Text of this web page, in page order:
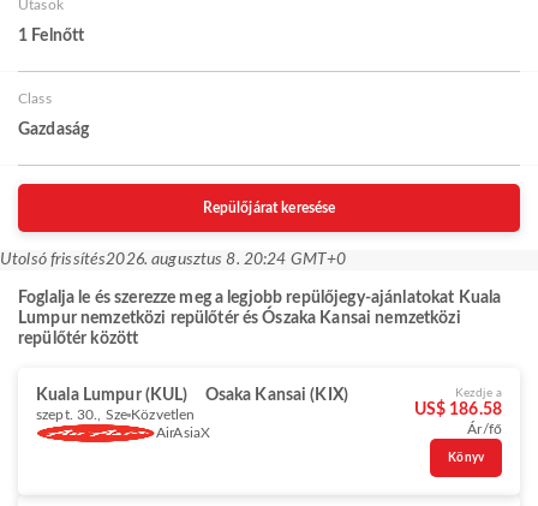
Utasok
1 Felnőtt
Class
Gazdaság
Repülőjárat keresése
Utolsó frissítés2026. augusztus 8. 20:24 GMT+0
Foglalja le és szerezze meg a legjobb repülőjegy-ajánlatokat Kuala
Lumpur nemzetközi repülőtér és Ószaka Kansai nemzetközi
repülőtér között
Kuala Lumpur (KUL) Osaka Kansai (KIX)
szept. 30., Sze Közvetlen
AirAsiaX
Kezdje a
US$ 186.58
Ár/fő
Könyv